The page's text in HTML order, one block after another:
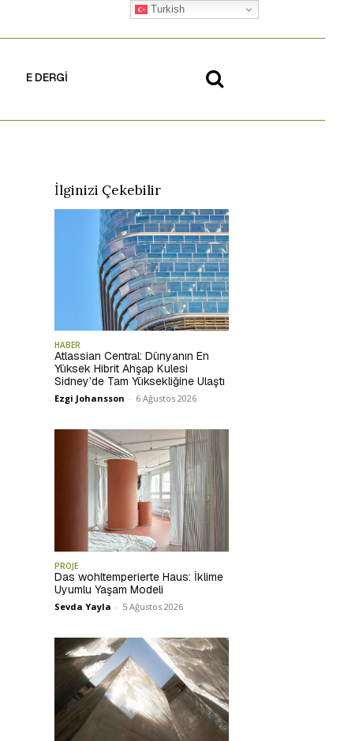
E DERGİ
İlginizi Çekebilir
HABER
Atlassian Central: Dünyanın En
Yüksek Hibrit Ahşap Kulesi
Sidney’de Tam Yüksekliğine Ulaştı
Ezgi Johansson - 6 Ağustos 2026
PROJE
Das wohltemperierte Haus: İklime
Uyumlu Yaşam Modeli
Sevda Yayla - 5 Ağustos 2026
Turkish